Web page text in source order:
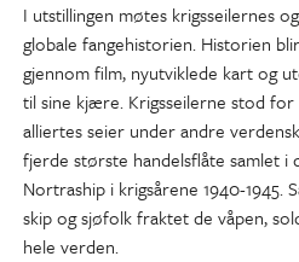
I utstillingen møtes krigsseilernes
globale fangehistorien. Historien
gjennom film, nyutviklede kart og
til sine kjære. Krigsseilerne stod
alliertes seier under andre
fjerde største handelsflåte samlet i
Nortraship i krigsårene 1940-1945.
skip og sjøfolk fraktet de våpen,
hele verden.